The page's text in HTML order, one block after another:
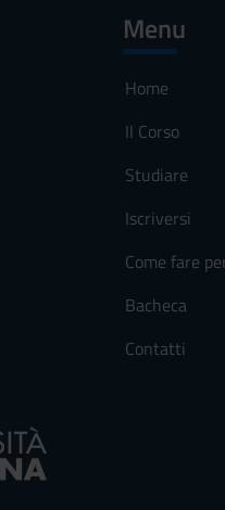
Menu
Home
Il Corso
Studiare
Iscriversi
Come fare
Bacheca
Contatti